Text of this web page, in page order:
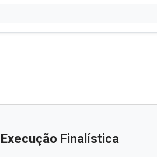
Execução Finalística